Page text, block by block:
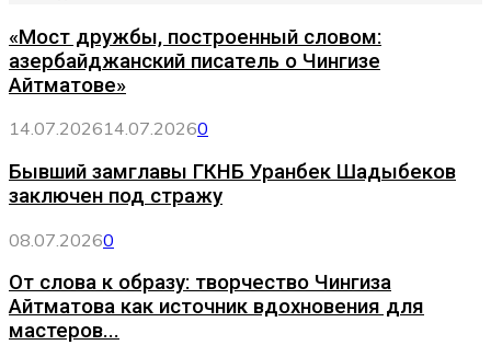
«Мост дружбы, построенный словом:
азербайджанский писатель о Чингизе
Айтматове»
14.07.202614.07.20260
Бывший замглавы ГКНБ Уранбек Шадыбеков
заключен под стражу
08.07.20260
От слова к образу: творчество Чингиза
Айтматова как источник вдохновения для
мастеров...